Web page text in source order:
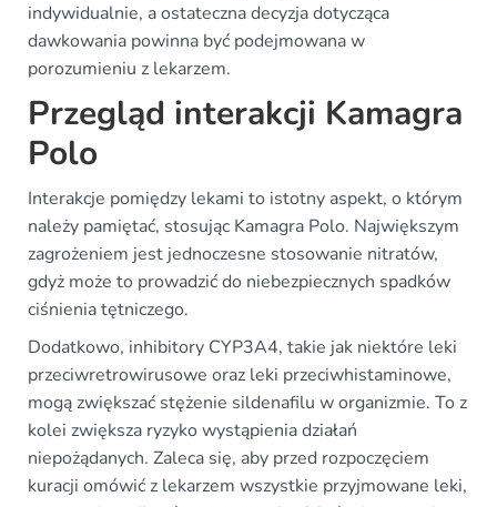
indywidualnie, a ostateczna decyzja dotycząca
dawkowania powinna być podejmowana w
porozumieniu z lekarzem.
Przegląd interakcji Kamagra
Polo
Interakcje pomiędzy lekami to istotny aspekt, o którym
należy pamiętać, stosując Kamagra Polo. Największym
zagrożeniem jest jednoczesne stosowanie nitratów,
gdyż może to prowadzić do niebezpiecznych spadków
ciśnienia tętniczego.
Dodatkowo, inhibitory CYP3A4, takie jak niektóre leki
przeciwretrowirusowe oraz leki przeciwhistaminowe,
mogą zwiększać stężenie sildenafilu w organizmie. To z
kolei zwiększa ryzyko wystąpienia działań
niepożądanych. Zaleca się, aby przed rozpoczęciem
kuracji omówić z lekarzem wszystkie przyjmowane leki,